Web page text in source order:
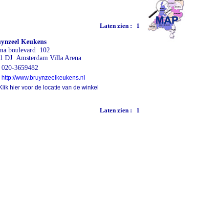
Laten zien : 1
Keukens
boulevard 102
DJ Amsterdam Villa Arena
3659482
http://www.bruynzeelkeukens.nl
hier voor de locatie van de winkel
Laten zien : 1